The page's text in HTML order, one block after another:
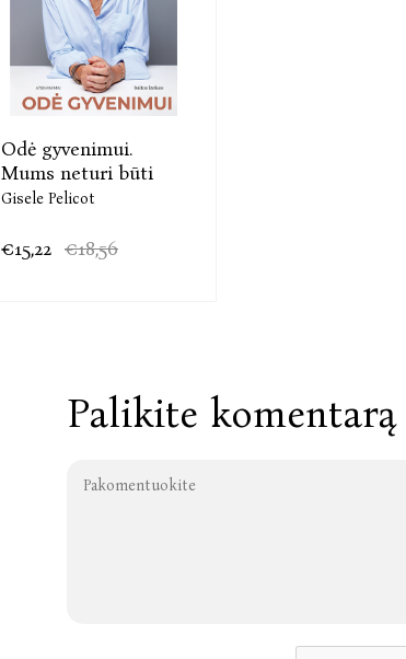
Odė gyvenimui.
Mums neturi būti
Gisele Pelicot
€15,22 €18,56
Palikite komentarą